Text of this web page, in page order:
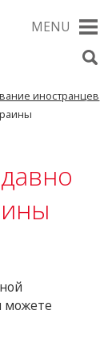
MENU
иностранцев
можете